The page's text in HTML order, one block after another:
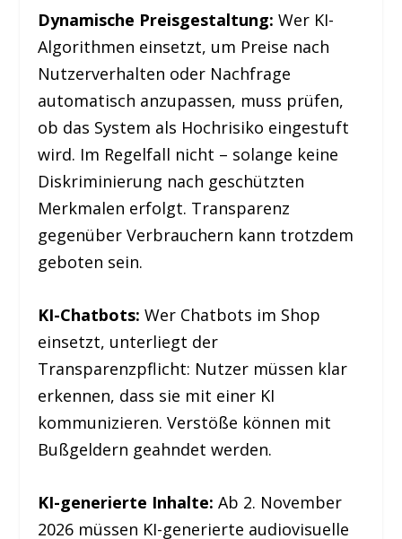
Dynamische Preisgestaltung: Wer KI-
Algorithmen einsetzt, um Preise nach
Nutzerverhalten oder Nachfrage
automatisch anzupassen, muss prüfen,
ob das System als Hochrisiko eingestuft
wird. Im Regelfall nicht – solange keine
Diskriminierung nach geschützten
Merkmalen erfolgt. Transparenz
gegenüber Verbrauchern kann trotzdem
geboten sein.
KI-Chatbots: Wer Chatbots im Shop
einsetzt, unterliegt der
Transparenzpflicht: Nutzer müssen klar
erkennen, dass sie mit einer KI
kommunizieren. Verstöße können mit
Bußgeldern geahndet werden.
KI-generierte Inhalte: Ab 2. November
2026 müssen KI-generierte audiovisuelle